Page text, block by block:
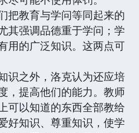
教育与学问等同起来的
其强调品德重于学问；学
用的广泛知识。这两点可
之外，洛克认为还应培
，提高他们的能力。教师
可以知道的东西全部教给
好知识、尊重知识，使学